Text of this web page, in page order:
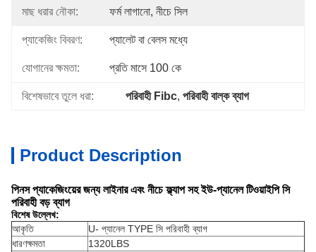
মাছ ধরার নৌকা: ফর্ম লাগানো, নীচে সিল
প্যাকেজিং বিবরণ: প্যালেট বা বেলস মধ্যে
যোগানের ক্ষমতা: প্রতি মাসে 100 কে
বিশেষভাবে তুলে ধরা: পরিবাহী Fibc, পরিবাহী বাল্ক ব্যাগ
Product Description
পিনস প্যাকেজিংয়ের জন্য লাইনার এবং নীচে ফ্ল্যাপ সহ ইউ-প্যানেল টিওয়াইপি সি
পরিবাহী বড় ব্যাগ
বিশেষ উল্লেখ:
আকৃতি
U- প্যানেল TYPE সি পরিবাহী ব্যাগ
ধারণক্ষমতা
1320LBS